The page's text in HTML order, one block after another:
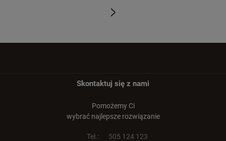
Skontaktuj się z nami
Pomożemy Ci
wybrać najlepsze rozwiązanie
Tel.:
505 124 123